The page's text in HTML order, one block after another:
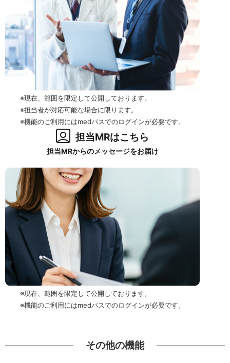
※現在、範囲を限定して公開しております。
※担当者が対応可能な場合に限ります。
※機能のご利用にはmedパスでのログインが必要です。
担当MRはこちら
担当MRからのメッセージをお届け
※現在、範囲を限定して公開しております。
※機能のご利用にはmedパスでのログインが必要です。
その他の機能